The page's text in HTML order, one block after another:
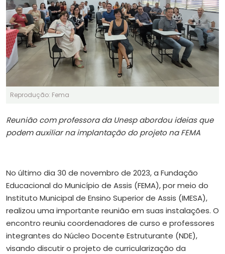
Reprodução: Fema
Reunião com professora da Unesp abordou ideias que
podem auxiliar na implantação do projeto na FEMA
No último dia 30 de novembro de 2023, a Fundação
Educacional do Município de Assis (FEMA), por meio do
Instituto Municipal de Ensino Superior de Assis (IMESA),
realizou uma importante reunião em suas instalações. O
encontro reuniu coordenadores de curso e professores
integrantes do Núcleo Docente Estruturante (NDE),
visando discutir o projeto de curricularização da